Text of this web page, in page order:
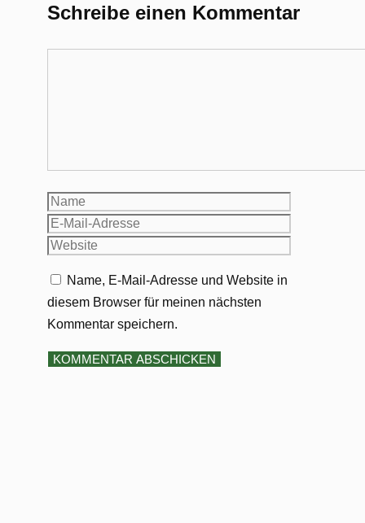
Schreibe einen Kommentar
Name
Name, E-Mail-Adresse und Website in
diesem Browser für meinen nächsten
Kommentar speichern.